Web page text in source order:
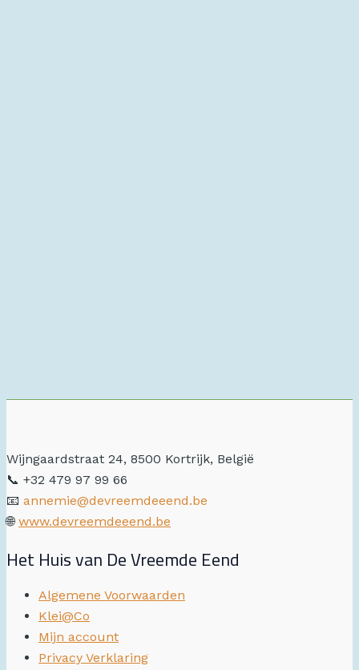
Wijngaardstraat 24, 8500 Kortrijk, België
📞 +32 479 97 99 66
📧 annemie@devreemdeeend.be
🌐 www.devreemdeeend.be
Het Huis van De Vreemde Eend
Algemene Voorwaarden
Klei@Co
Mijn account
Privacy Verklaring